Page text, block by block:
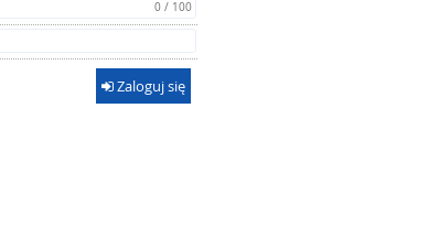
0 / 100
Zaloguj się